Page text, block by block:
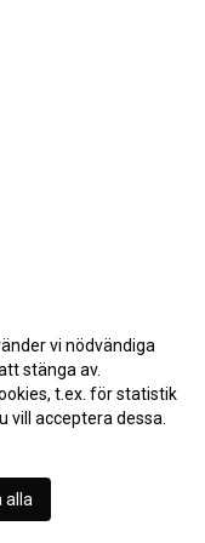
vi nödvändiga
stänga av.
t.ex. för statistik
vill acceptera dessa.
alla